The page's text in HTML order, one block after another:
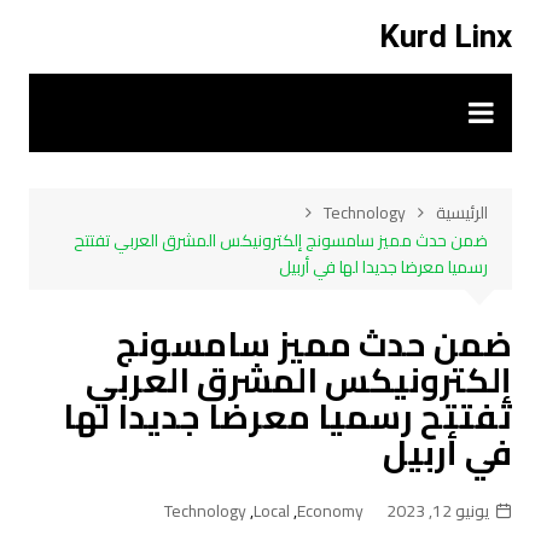
المحتوى
Kurd Linx
الرئيسية
Technology
ضمن حدث مميز سامسونج إلكترونيكس المشرق العربي تفتتح
رسميا معرضا جديدا لها في أربيل
ضمن حدث مميز سامسونج
إلكترونيكس المشرق العربي
تفتتح رسميا معرضا جديدا لها
في أربيل
يونيو 12, 2023 Economy
,
Local
,
Technology